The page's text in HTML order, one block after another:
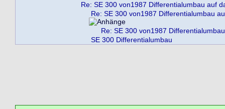
Re: SE 300 von1987 Differentialumbau auf
Re: SE 300 von1987 Differentialumbau
Re: SE 300 von1987
SE 300 Differentialumbau